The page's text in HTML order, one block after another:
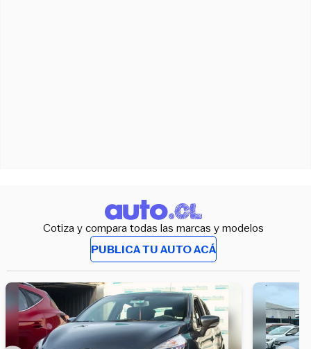
Cotiza y compara todas las marcas y modelos
PUBLICA TU AUTO ACÁ